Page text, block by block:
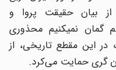
بیان حقیقت پروا و
اندیشه‎ای ندارند، برای عثمانی‌ها هم گمان نمی‎کنیم محذوری
این مقطع تاریخی، از
حمایت می‌کرد.